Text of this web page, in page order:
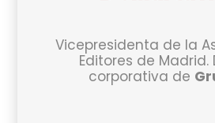
Vicepresidenta de la
Editores de Madrid.
corporativa de